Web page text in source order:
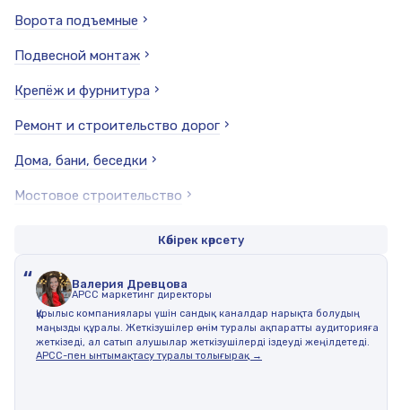
Ворота подъемные
Подвесной монтаж
Крепёж и фурнитура
Ремонт и строительство дорог
Дома, бани, беседки
Мостовое строительство
Стеновые и кладочные материалы
Вагонка
Шурупы
Көбірек көрсету
“ Валерия Древцова
АPCC маркетинг директоры
Құрылыс компаниялары үшін сандық каналдар нарықта болудың
маңызды құралы. Жеткізушілер өнім туралы ақпаратты аудиторияға
жеткізеді, ал сатып алушылар жеткізушілерді іздеуді жеңілдетеді.
АРСС-пен ынтымақтасу туралы толығырақ →